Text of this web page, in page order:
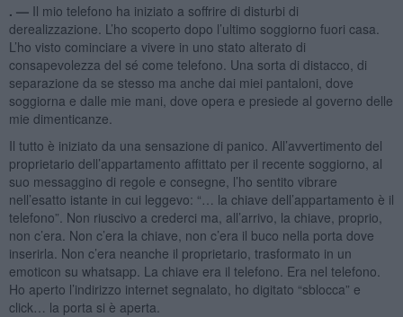
. — Il mio telefono ha iniziato a soffrire di disturbi di
derealizzazione. L’ho scoperto dopo l’ultimo soggiorno fuori casa.
L’ho visto cominciare a vivere in uno stato alterato di
consapevolezza del sé come telefono. Una sorta di distacco, di
separazione da se stesso ma anche dai miei pantaloni, dove
soggiorna e dalle mie mani, dove opera e presiede al governo delle
mie dimenticanze.
Il tutto è iniziato da una sensazione di panico. All’avvertimento del
proprietario dell’appartamento affittato per il recente soggiorno, al
suo messaggino di regole e consegne, l’ho sentito vibrare
nell’esatto istante in cui leggevo: “… la chiave dell’appartamento è il
telefono”. Non riuscivo a crederci ma, all’arrivo, la chiave, proprio,
non c’era. Non c’era la chiave, non c’era il buco nella porta dove
inserirla. Non c’era neanche il proprietario, trasformato in un
emoticon su whatsapp. La chiave era il telefono. Era nel telefono.
Ho aperto l’indirizzo internet segnalato, ho digitato “sblocca” e
click… la porta si è aperta.